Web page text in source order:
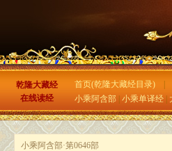
乾隆大藏经
在线读经
首页(乾隆大藏经目录)
小乘阿含部 小乘单译经
小乘阿含部·第0646部